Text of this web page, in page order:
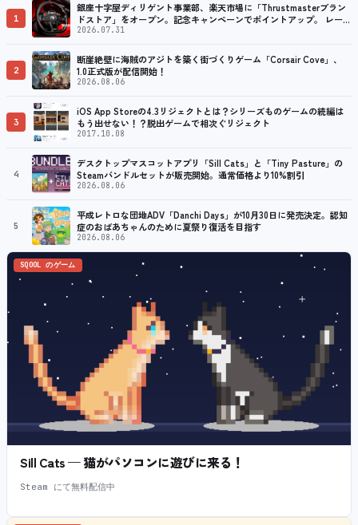
1
銀座十字屋ディリゲント事業部、楽天市場に「Thrustmasterブラン
ドストア」をオープン。記念キャンペーンでポイントアップ。 レーシ
ング／フライトシム向けコントローラーを中心に、幅広くラインナッ
2026.07.31
2
断崖絶壁に海賊のアジトを築く街づくりゲーム「Corsair Cove」、
1.0正式版が配信開始！
2026.08.06
3
iOS App Storeの4.3リジェクトとは？シリーズものゲームの続編は
もう出せない！？脱出ゲームで相次ぐリジェクト
2017.10.08
4
デスクトップマスコットアプリ「Sill Cats」と「Tiny Pasture」の
Steamバンドルセットが販売開始。通常価格より10%割引
2026.08.06
5
平成レトロな団地ADV「Danchi Days」が10月30日に発売決定。認知
症のおばあちゃんのために夏祭り復活を目指す
2026.08.06
SQOOL のゲーム
Sill Cats — 猫がパソコンに遊びに来る！
Steam にて無料配信中